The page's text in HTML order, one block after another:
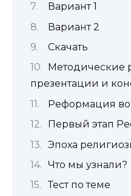
Вариант 1
Вариант 2
Скачать
Методические
презентации и
Реформация
Первый этап
Эпоха
Что мы узнали?
Тест по теме